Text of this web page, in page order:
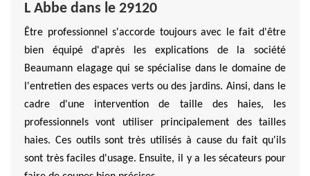
L Abbe dans le 29120
Être professionnel s'accorde toujours avec le fait d'être
bien équipé d'après les explications de la société
Beaumann elagage qui se spécialise dans le domaine de
l'entretien des espaces verts ou des jardins. Ainsi, dans le
cadre d'une intervention de taille des haies, les
professionnels vont utiliser principalement des tailles
haies. Ces outils sont très utilisés à cause du fait qu'ils
sont très faciles d'usage. Ensuite, il y a les sécateurs pour